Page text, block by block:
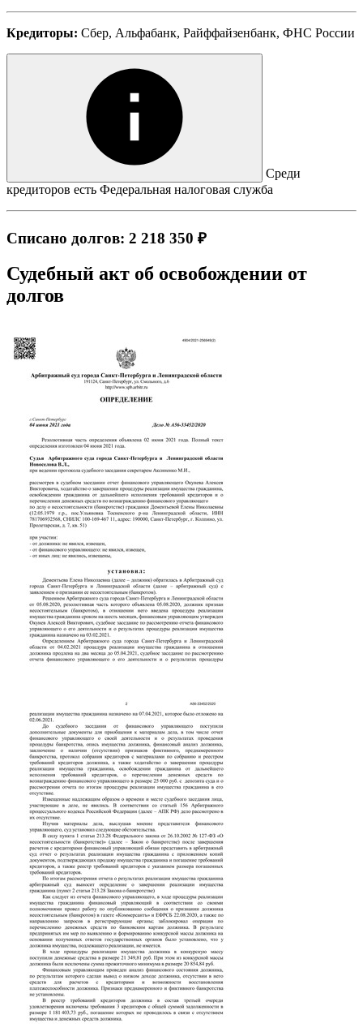
Кредиторы: Сбер, Альфабанк, Райффайзенбанк, ФНС России
Среди
кредиторов есть Федеральная налоговая служба
Списано долгов: 2 218 350 ₽
Судебный акт об освобождении от
долгов